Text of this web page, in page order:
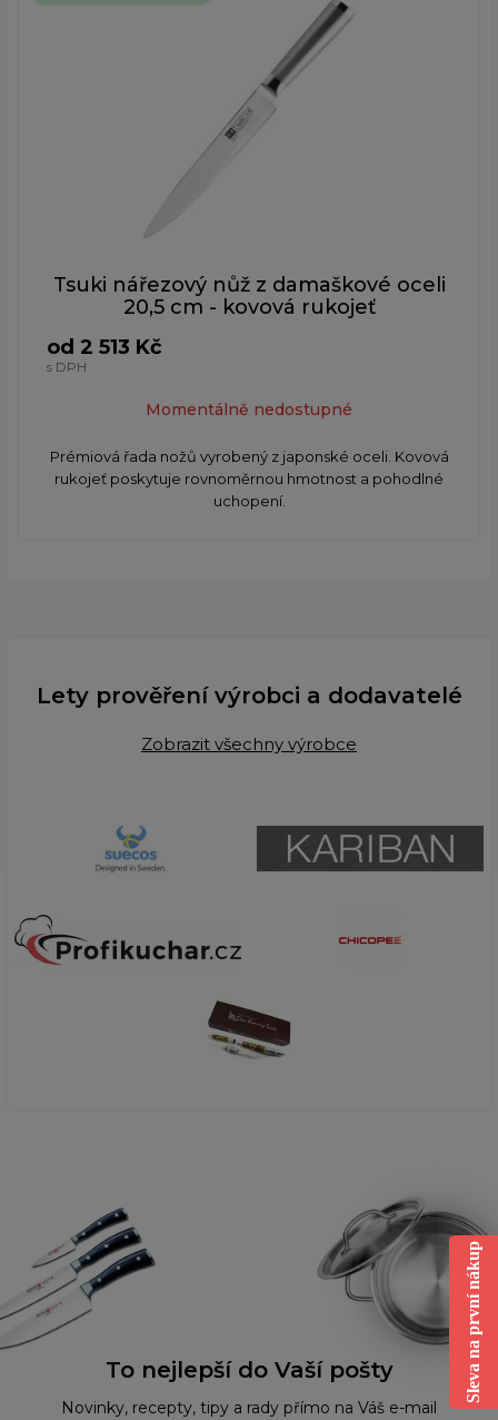
Tsuki nářezový nůž z damaškové oceli
20,5 cm - kovová rukojeť
od 2 513 Kč
s DPH
Momentálně nedostupné
Prémiová řada nožů vyrobený z japonské oceli. Kovová
rukojeť poskytuje rovnoměrnou hmotnost a pohodlné
uchopení.
Lety prověření výrobci a dodavatelé
Zobrazit všechny výrobce
To nejlepší do Vaší pošty
Novinky, recepty, tipy a rady přímo na Váš e-mail
Sleva na první nákup